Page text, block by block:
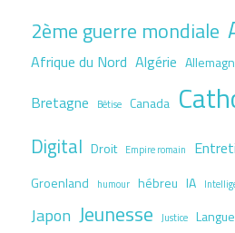
2ème guerre mondiale
Afrique du Nord Algérie
Bretagne Bêtise Canada
Digital Droit Empire romain
Groenland humour hébreu IA
Japon Jeunesse Justice